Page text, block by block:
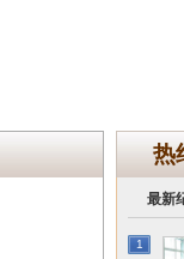
热
最新
1